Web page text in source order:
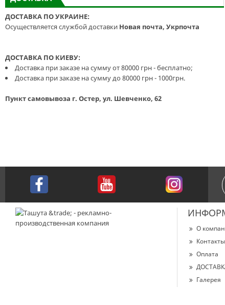
ДОСТАВКА ПО УКРАИНЕ:
Осуществляется службой доставки Новая почта, Укрпочта
ДОСТАВКА ПО КИЕВУ:
Доставка при заказе на сумму от 80000 грн - бесплатно;
Доставка при заказе на сумму до 80000 грн - 1000грн.
Пункт самовывоза г. Остер, ул. Шевченко, 62
О
Контакты
Оплата
Галерея